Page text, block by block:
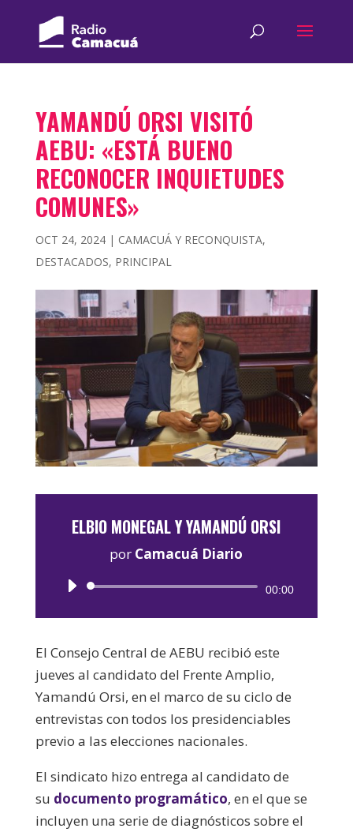
YAMANDÚ ORSI VISITÓ
AEBU: «ESTÁ BUENO
RECONOCER INQUIETUDES
COMUNES»
OCT 24, 2024| CAMACUÁ Y RECONQUISTA,
DESTACADOS, PRINCIPAL
ELBIO MONEGAL Y YAMANDÚ ORSI
por Camacuá Diario
Reproductor
00:00
El Consejo Central de AEBU recibió este
jueves al candidato del Frente Amplio,
Yamandú Orsi, en el marco de su ciclo de
entrevistas con todos los presidenciables
previo a las elecciones nacionales.
El sindicato hizo entrega al candidato de
su documento programático, en el que se
incluyen una serie de diagnósticos sobre el